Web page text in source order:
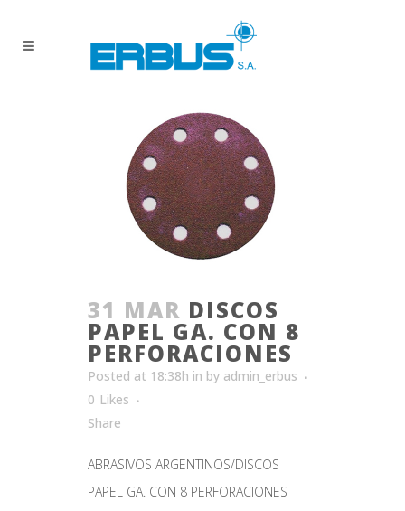
31 MAR DISCOS
PAPEL GA. CON 8
PERFORACIONES
Posted at 18:38h in by admin_erbus
0 Likes
Share
ABRASIVOS ARGENTINOS/DISCOS
PAPEL GA. CON 8 PERFORACIONES